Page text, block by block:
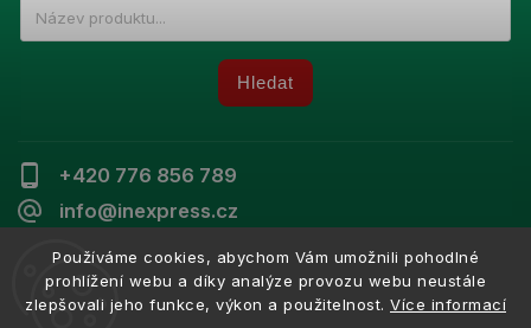
Používáme cookies, abychom Vám umožnili pohodlné
prohlížení webu a díky analýze provozu webu neustále
zlepšovali jeho funkce, výkon a použitelnost. Více informací
+420 776 856 789
info@inexpress.cz
Hledat
Copyright 2026Inexpress . Všechna práva vyhrazena.